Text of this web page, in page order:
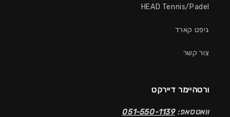
HEAD Tennis/Padel
גיפט קארד
צור קשר
ורטהיימר דיירקט
וואטסאפ:051-550-1139